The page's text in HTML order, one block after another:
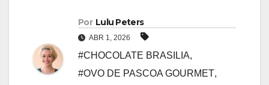
Por Lulu Peters
ABR 1, 2026
#CHOCOLATE BRASILIA,
#OVO DE PASCOA GOURMET,